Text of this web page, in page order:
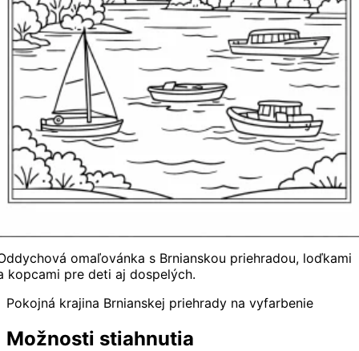
omaľovánka s Brnianskou priehradou, loďkami
kopcami pre deti aj dospelých.
Pokojná krajina Brnianskej priehrady na vyfarbenie
Možnosti stiahnutia